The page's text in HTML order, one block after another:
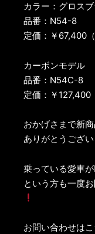
カラー：グロス
品番：N54-8
定価：￥67,400（
カーボンモデル
品番：N54C-8
定価：￥127,400
おかげさまで新
ありがとうござ
乗っている愛車
という方も一度
お問い合わせは